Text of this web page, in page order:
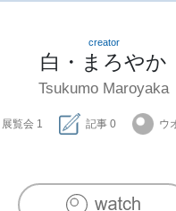
creator
白・まろやか
Tsukumo Maroyaka
展覧会 1 記事 0 ウ